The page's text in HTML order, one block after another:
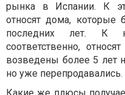
рынка в Испании. К
относят дома,
последних лет. К
соответственно,
возведены более 5 лет
но уже перепродавались.